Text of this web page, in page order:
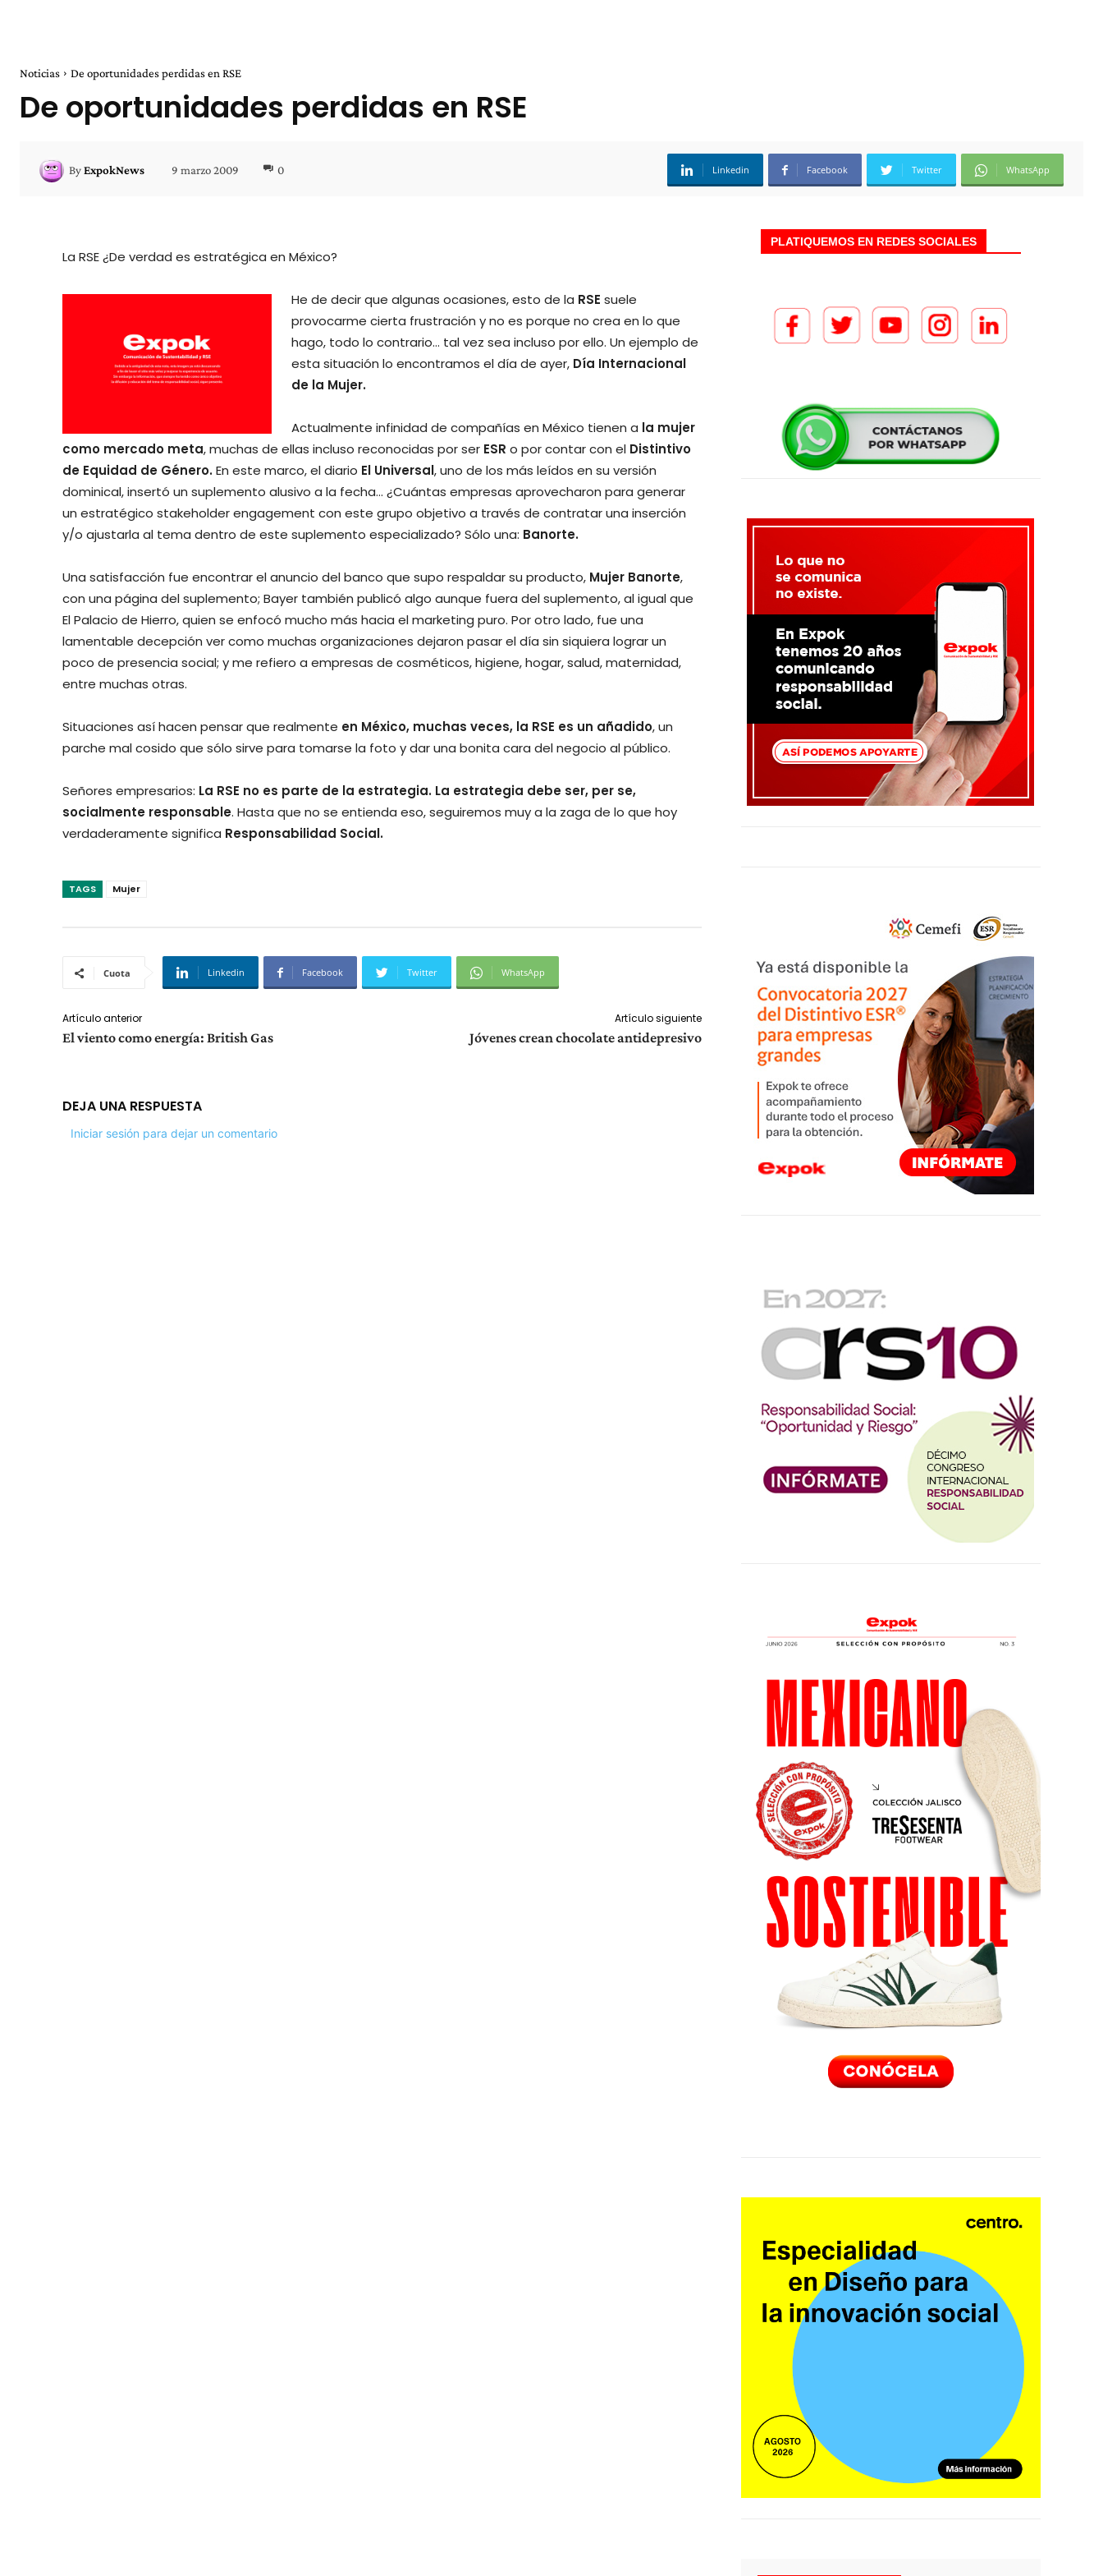
Noticias De oportunidades perdidas en RSE
De oportunidades perdidas en RSE
ByExpokNews 9 marzo 2009 0 Linkedin Facebook Twitter WhatsApp
La RSE ¿De verdad es estratégica en México?
He de decir que algunas ocasiones, esto de la RSE suele
provocarme cierta frustración y no es porque no crea en lo que
hago, todo lo contrario… tal vez sea incluso por ello. Un ejemplo de
esta situación lo encontramos el día de ayer, Día Internacional
de la Mujer.
Actualmente infinidad de compañías en México tienen a la mujer
como mercado meta, muchas de ellas incluso reconocidas por ser ESR o por contar con el Distintivo
de Equidad de Género.En este marco, el diario El Universal, uno de los más leídos en su versión
dominical, insertó un suplemento alusivo a la fecha… ¿Cuántas empresas aprovecharon para generar
un estratégico stakeholder engagement con este grupo objetivo a través de contratar una inserción
y/o ajustarla al tema dentro de este suplemento especializado? Sólo una: Banorte.
Una satisfacción fue encontrar el anuncio del banco que supo respaldar su producto, Mujer Banorte,
con una página del suplemento; Bayer también publicó algo aunque fuera del suplemento, al igual que
El Palacio de Hierro, quien se enfocó mucho más hacia el marketing puro. Por otro lado, fue una
lamentable decepción ver como muchas organizaciones dejaron pasar el día sin siquiera lograr un
poco de presencia social; y me refiero a empresas de cosméticos, higiene, hogar, salud, maternidad,
entre muchas otras.
Situaciones así hacen pensar que realmente en México, muchas veces, la RSE es un añadido, un
parche mal cosido que sólo sirve para tomarse la foto y dar una bonita cara del negocio al público.
Señores empresarios: La RSE no es parte de la estrategia. La estrategia debe ser, per se,
socialmente responsable. Hasta que no se entienda eso, seguiremos muy a la zaga de lo que hoy
verdaderamente significa Responsabilidad Social.
TAGS Mujer
Cuota Linkedin Facebook Twitter WhatsApp
Artículo anterior
El viento como energía: British Gas
Artículo siguiente
Jóvenes crean chocolate antidepresivo
DEJA UNA RESPUESTA
Iniciar sesión para dejar un comentario
PLATIQUEMOS EN REDES SOCIALES